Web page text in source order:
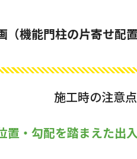
機能門柱の片寄せ配置
施工時の注意点
置・勾配を踏まえた出